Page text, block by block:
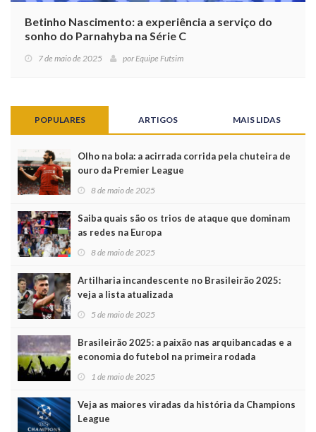
Betinho Nascimento: a experiência a serviço do
sonho do Parnahyba na Série C
7 de maio de 2025 por Equipe Futsim
POPULARES ARTIGOS MAIS LIDAS
Olho na bola: a acirrada corrida pela chuteira de
ouro da Premier League
8 de maio de 2025
Saiba quais são os trios de ataque que dominam
as redes na Europa
8 de maio de 2025
Artilharia incandescente no Brasileirão 2025:
veja a lista atualizada
5 de maio de 2025
Brasileirão 2025: a paixão nas arquibancadas e a
economia do futebol na primeira rodada
1 de maio de 2025
Veja as maiores viradas da história da Champions
League